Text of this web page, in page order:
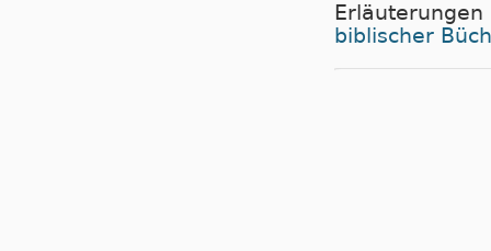
biblischer